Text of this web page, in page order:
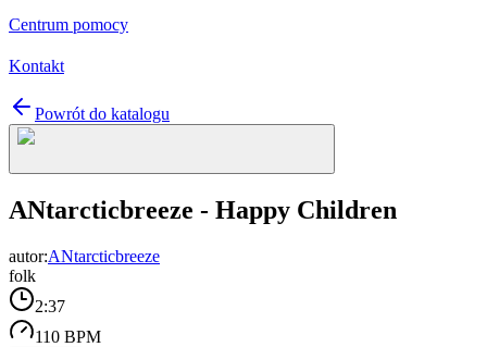
Centrum pomocy
Kontakt
Powrót do katalogu
ANtarcticbreeze - Happy Children
autor:ANtarcticbreeze
folk
2:37
110 BPM